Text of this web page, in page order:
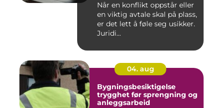
Når en konflikt oppstår eller
en viktig avtale skal på plass,
er det lett å føle seg usikker.
Juridi...
04. aug
Bygningsbesiktigelse
trygghet før sprengning og
anleggsarbeid